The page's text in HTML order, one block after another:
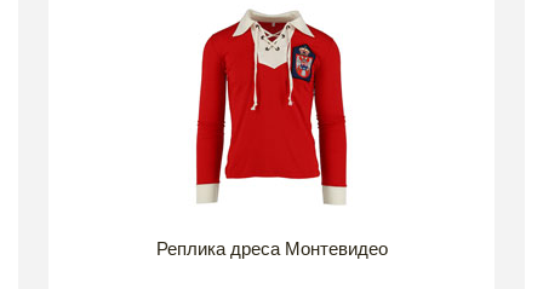
Реплика дреса Монтевидео